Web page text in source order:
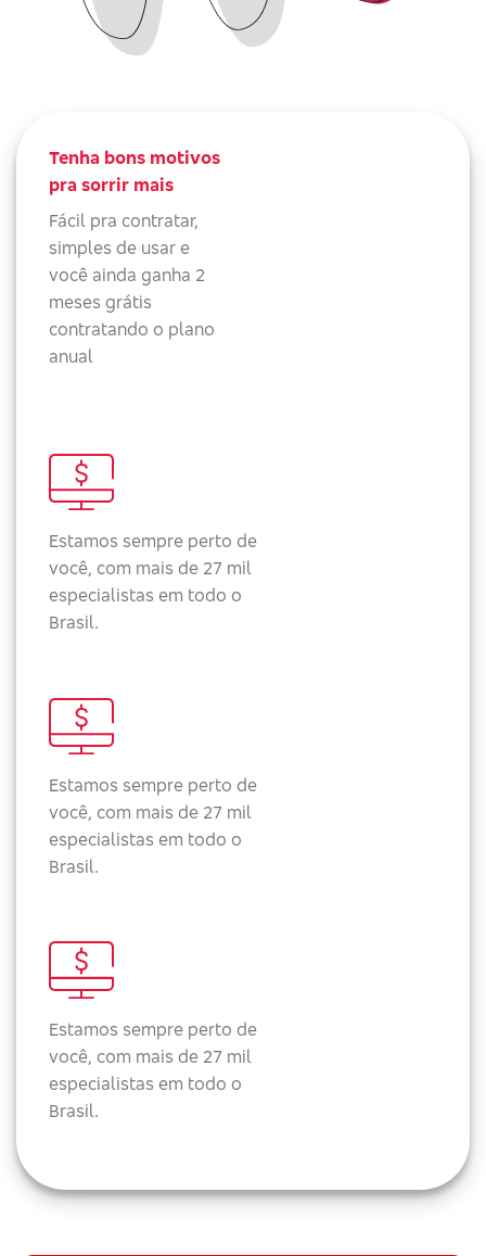
Tenha bons motivos
pra sorrir mais
Fácil pra contratar,
simples de usar e
você ainda ganha 2
meses grátis
contratando o plano
anual
Estamos sempre perto de
você, com mais de 27 mil
especialistas em todo o
Brasil.
Estamos sempre perto de
você, com mais de 27 mil
especialistas em todo o
Brasil.
Estamos sempre perto de
você, com mais de 27 mil
especialistas em todo o
Brasil.